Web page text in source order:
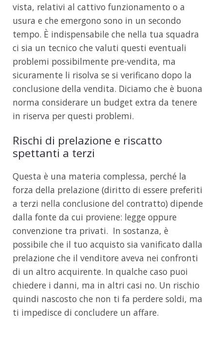
vista, relativi al cattivo funzionamento o a
usura e che emergono sono in un secondo
tempo. È indispensabile che nella tua squadra
ci sia un tecnico che valuti questi eventuali
problemi possibilmente pre-vendita, ma
sicuramente li risolva se si verificano dopo la
conclusione della vendita. Diciamo che è buona
norma considerare un budget extra da tenere
in riserva per questi problemi.
Rischi di prelazione e riscatto
spettanti a terzi
Questa è una materia complessa, perché la
forza della prelazione (diritto di essere preferiti
a terzi nella conclusione del contratto) dipende
dalla fonte da cui proviene: legge oppure
convenzione tra privati. In sostanza, è
possibile che il tuo acquisto sia vanificato dalla
prelazione che il venditore aveva nei confronti
di un altro acquirente. In qualche caso puoi
chiedere i danni, ma in altri casi no. Un rischio
quindi nascosto che non ti fa perdere soldi, ma
ti impedisce di concludere un affare.